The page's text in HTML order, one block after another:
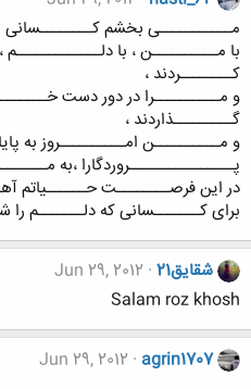
مـــــــــــی بخشم کــــــــسانی
با مــــــــــن ، با
کــــــــردند ،
و مــــــــــرا در دور دست
گـــــــــذاردند ،
و مــــــــــن امــــــــــروز به
پــــــــــــــــروردگارا ،به
در این فرصــــــــت حــــــیاتم
برای کـــــــسانی که دلـــــــم را
شقایق21
Jun 29, 2012
Salam roz khosh
agrin1707
Jun 29, 2012